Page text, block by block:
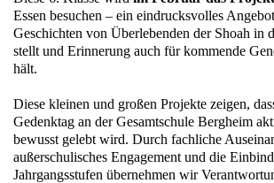
Essen besuchen – ein eindrucksvolles
Geschichten von Überlebenden der Shoah in
stellt und Erinnerung auch für kommende
hält.
Diese kleinen und großen Projekte zeigen,
Gedenktag an der Gesamtschule Bergheim
bewusst gelebt wird. Durch fachliche
außerschulisches Engagement und die
Jahrgangsstufen übernehmen wir